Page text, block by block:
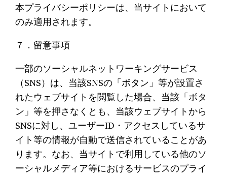
本プライバシーポリシーは、当サイトにおいて
のみ適用されます。
７．留意事項
一部のソーシャルネットワーキングサービス
（SNS）は、当該SNSの「ボタン」等が設置さ
れたウェブサイトを閲覧した場合、当該「ボタ
ン」等を押さなくとも、当該ウェブサイトから
SNSに対し、ユーザーID・アクセスしているサ
イト等の情報が自動で送信されていることがあ
ります。なお、当サイトで利用している他のソ
ーシャルメディア等におけるサービスのプライ